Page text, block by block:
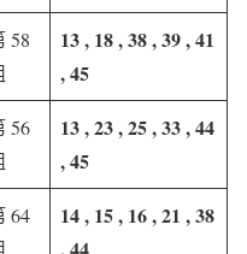
58
13 , 18 , 38 , 39 , 41
, 45
56
13 , 23 , 25 , 33 , 44
, 45
64
14 , 15 , 16 , 21 , 38